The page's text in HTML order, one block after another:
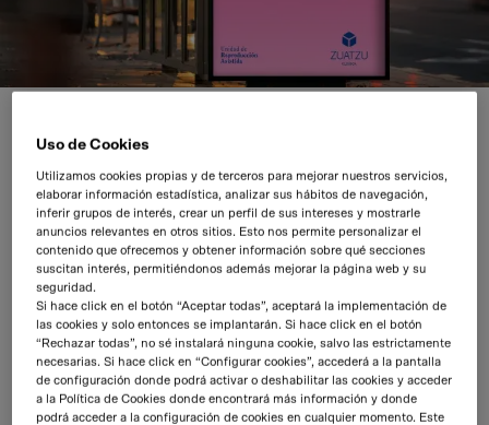
Cuando la mejor forma de comunicar es
escuchar.
Clínica Zuatzu es un centro ginecológico de San Sebastián. Desde su
nacimiento, ha trabajado para construir un posicionamiento claro y
diferenciador: ser una clínica centrada en la mujer y en todo lo que le
rodea con una propuesta cercana y cómplice.
Clínica Zuatzu nos solicitó una campaña centrada en su Unidad de
Reproducción Asistida. Sin duda, una temática delicada, cuya oferta
comercial ha crecido en los últimos años de manera exponencial.
Optamos por una comunicación diferenciadora, próxima y sincera.
Uso de Cookies
Utilizamos cookies propias y de terceros para mejorar nuestros servicios,
elaborar información estadística, analizar sus hábitos de navegación,
inferir grupos de interés, crear un perfil de sus intereses y mostrarle
anuncios relevantes en otros sitios. Esto nos permite personalizar el
contenido que ofrecemos y obtener información sobre qué secciones
suscitan interés, permitiéndonos además mejorar la página web y su
seguridad.
Si hace click en el botón “Aceptar todas”, aceptará la implementación de
las cookies y solo entonces se implantarán. Si hace click en el botón
“Rechazar todas”, no sé instalará ninguna cookie, salvo las estrictamente
necesarias. Si hace click en “Configurar cookies”, accederá a la pantalla
de configuración donde podrá activar o deshabilitar las cookies y acceder
a la Política de Cookies donde encontrará más información y donde
podrá acceder a la configuración de cookies en cualquier momento. Este